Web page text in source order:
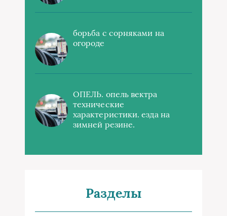
борьба с сорняками на
огороде
ОПЕЛЬ. опель вектра
технические
характеристики. езда на
зимней резине.
Разделы